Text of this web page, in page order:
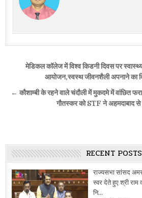
Post
navigation
मेडिकल कॉलेज में विश्व किडनी दिवस पर
आयोजन,स्वस्थ जीवनशैली अपनाने का
← कौशाम्बी के रहने वाले चंदौली में मुकदमे में वांछित
गौतस्कर को STF ने अहमदाबाद से
RECENT POSTS
राज्यसभा सांसद
स्वर देते हुए श्री
नि…